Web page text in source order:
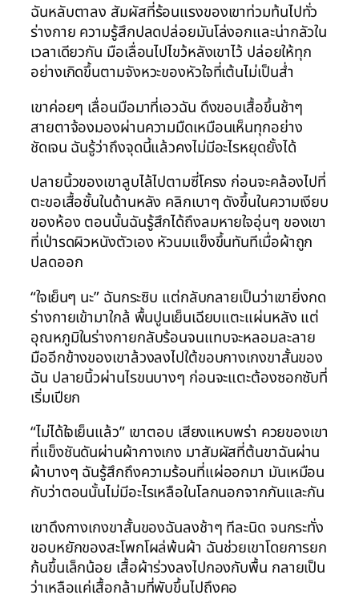
ฉันหลับตาลง สัมผัสที่ร้อนแรงของเขาท่วมท้นไปทั่ว
ร่างกาย ความรู้สึกปลดปล่อยมันโล่งอกและน่ากลัวใน
เวลาเดียวกัน มือเลื่อนไปไขว้หลังเขาไว้ ปล่อยให้ทุก
อย่างเกิดขึ้นตามจังหวะของหัวใจที่เต้นไม่เป็นส่ำ
เขาค่อยๆ เลื่อนมือมาที่เอวฉัน ดึงขอบเสื้อขึ้นช้าๆ
สายตาจ้องมองผ่านความมืดเหมือนเห็นทุกอย่าง
ชัดเจน ฉันรู้ว่าถึงจุดนี้แล้วคงไม่มีอะไรหยุดยั้งได้
ปลายนิ้วของเขาลูบไล้ไปตามซี่โครง ก่อนจะคล้องไปที่
ตะขอเสื้อชั้นในด้านหลัง คลิกเบาๆ ดังขึ้นในความเงียบ
ของห้อง ตอนนั้นฉันรู้สึกได้ถึงลมหายใจอุ่นๆ ของเขา
ที่เป่ารดผิวหนังตัวเอง หัวนมแข็งขึ้นทันทีเมื่อผ้าถูก
ปลดออก
“ใจเย็นๆ นะ” ฉันกระซิบ แต่กลับกลายเป็นว่าเขายิ่งกด
ร่างกายเข้ามาใกล้ พื้นปูนเย็นเฉียบแตะแผ่นหลัง แต่
อุณหภูมิในร่างกายกลับร้อนจนแทบจะหลอมละลาย
มืออีกข้างของเขาล้วงลงไปใต้ขอบกางเกงขาสั้นของ
ฉัน ปลายนิ้วผ่านไรขนบางๆ ก่อนจะแตะต้องซอกซับที่
เริ่มเปียก
“ไม่ได้ใจเย็นแล้ว” เขาตอบ เสียงแหบพร่า ควยของเขา
ที่แข็งชันดันผ่านผ้ากางเกง มาสัมผัสที่ต้นขาฉันผ่าน
ผ้าบางๆ ฉันรู้สึกถึงความร้อนที่แผ่ออกมา มันเหมือน
กับว่าตอนนั้นไม่มีอะไรเหลือในโลกนอกจากกันและกัน
เขาดึงกางเกงขาสั้นของฉันลงช้าๆ ทีละนิด จนกระทั่ง
ขอบหยักของสะโพกโผล่พ้นผ้า ฉันช่วยเขาโดยการยก
ก้นขึ้นเล็กน้อย เสื้อผ้าร่วงลงไปกองกับพื้น กลายเป็น
ว่าเหลือแค่เสื้อกล้ามที่พับขึ้นไปถึงคอ